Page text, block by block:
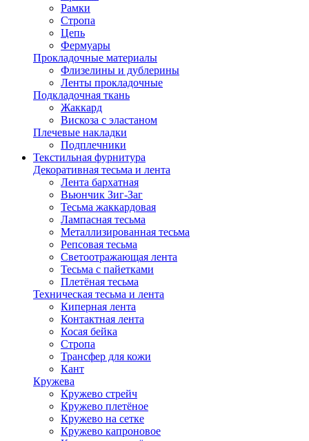
Рамки
Стропа
Цепь
Фермуары
Прокладочные материалы
Флизелины и дублерины
Ленты прокладочные
Подкладочная ткань
Жаккард
Вискоза с эластаном
Плечевые накладки
Подплечники
Текстильная фурнитура
Декоративная тесьма и лента
Лента бархатная
Вьюнчик Зиг-Заг
Тесьма жаккардовая
Лампасная тесьма
Металлизированная тесьма
Репсовая тесьма
Светоотражающая лента
Тесьма с пайетками
Плетёная тесьма
Техническая тесьма и лента
Киперная лента
Контактная лента
Косая бейка
Стропа
Трансфер для кожи
Кант
Кружева
Кружево стрейч
Кружево плетёное
Кружево на сетке
Кружево капроновое